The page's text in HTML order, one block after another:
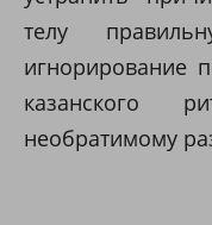
телу
игнорирование
казанского
необратимому